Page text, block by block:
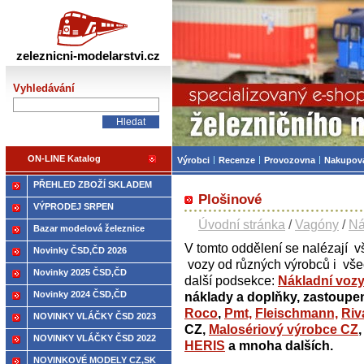
Plošinové
Úvodní stránka /Vagóny /
V tomto oddělení se nalézají
vozy od různých výrobců i
další podsekce: Nákladní vozy
náklady a doplňky,
Roco, Pmt, Fleischmann,
CZ, Malosériový výrobce CZ,
HERIS a mnoha dalších.
PŘEHLED ZBOŽÍ SKLADEM
VÝPRODEJ SRPEN
Bazar modelová železnice
Novinky ČSD,ČD 2026
Novinky 2025 ČSD,ČD
Novinky 2024 ČSD,ČD
NOVINKY VLÁČKY ČSD 2023
NOVINKY VLÁČKY ČSD 2022
NOVINKOVÉ MODELY CZ,SK
zeleznicni-modelarstvi.cz
Vyhledávání
ON-LINE Katalog
Železniční
Výrobci Recenze Provozovna